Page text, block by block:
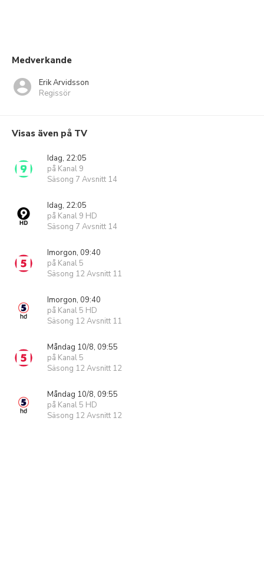
Medverkande
Erik Arvidsson
Regissör
Visas även på TV
Idag, 22:05
på Kanal 9
Säsong 7 Avsnitt 14
Idag, 22:05
på Kanal 9 HD
Säsong 7 Avsnitt 14
Imorgon, 09:40
på Kanal 5
Säsong 12 Avsnitt 11
Imorgon, 09:40
på Kanal 5 HD
Säsong 12 Avsnitt 11
Måndag 10/8, 09:55
på Kanal 5
Säsong 12 Avsnitt 12
Måndag 10/8, 09:55
på Kanal 5 HD
Säsong 12 Avsnitt 12